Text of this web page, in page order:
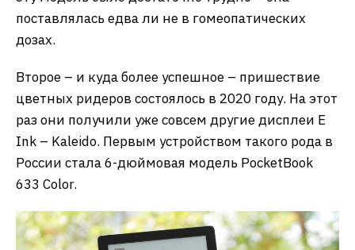
поставлялась едва ли не в гомеопатических
дозах.
Второе – и куда более успешное – пришествие
цветных ридеров состоялось в 2020 году. На этот
раз они получили уже совсем другие дисплеи E
Ink – Kaleido. Первым устройством такого рода в
России стала 6-дюймовая модель PocketBook
633 Color.